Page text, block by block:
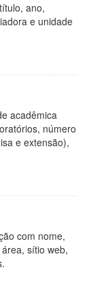
ano,
e unidade
acadêmica
número
e extensão),
com nome,
sítio web,